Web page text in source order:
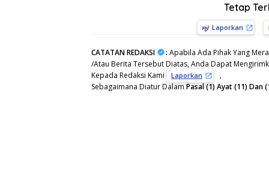
Tetap
Laporkan
CATATAN REDAKSI : Apabila Ada Pihak Yang
/Atau Berita Tersebut Diatas, Anda Dapat
Kepada Redaksi Kami
Laporkan
,
Sebagaimana Diatur DalamPasal (1) Ayat (11) Dan